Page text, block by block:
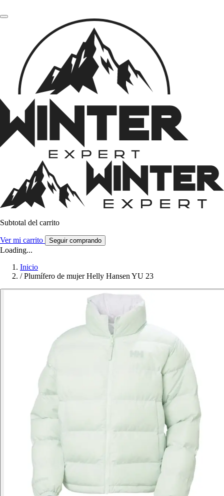
Subtotal del carrito
Ver mi carrito Seguir comprando
Loading...
Inicio
/ Plumífero de mujer Helly Hansen YU 23